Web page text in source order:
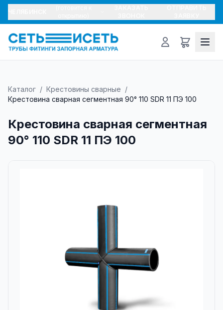
Каталог / Крестовины сварные /
Крестовина сварная сегментная 90° 110 SDR 11 ПЭ 100
Крестовина сварная сегментная
90° 110 SDR 11 ПЭ 100